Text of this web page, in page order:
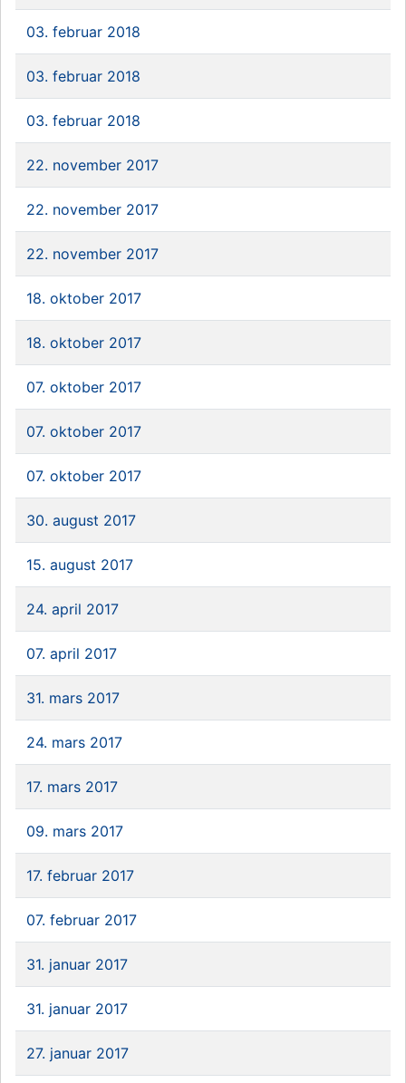
03. februar 2018
03. februar 2018
03. februar 2018
22. november 2017
22. november 2017
22. november 2017
18. oktober 2017
18. oktober 2017
07. oktober 2017
07. oktober 2017
07. oktober 2017
30. august 2017
15. august 2017
24. april 2017
07. april 2017
31. mars 2017
24. mars 2017
17. mars 2017
09. mars 2017
17. februar 2017
07. februar 2017
31. januar 2017
31. januar 2017
27. januar 2017